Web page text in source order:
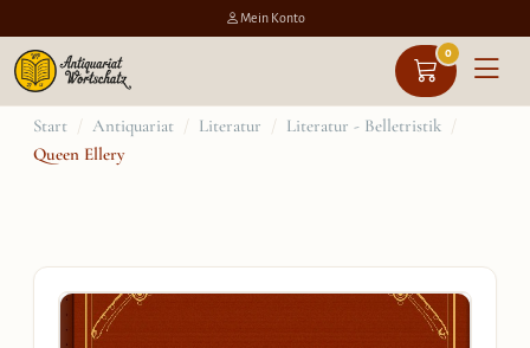
Mein Konto
0
Zum
Inhalt
Start / Antiquariat / Literatur / Literatur - Belletristik /
Queen Ellery